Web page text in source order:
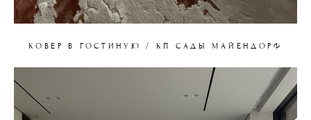
КОВЕР В ГОСТИНУЮ / КП САДЫ МАЙЕНДОРФ